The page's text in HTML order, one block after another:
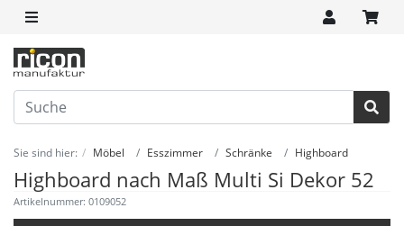
Sie sind hier: Möbel Esszimmer Schränke Highboard
Highboard nach Maß Multi Si Dekor 52
Artikelnummer: 0109052